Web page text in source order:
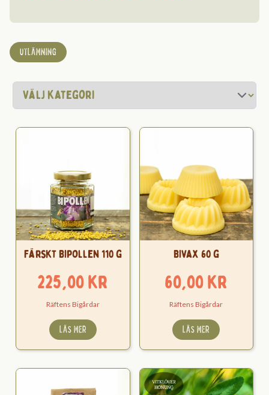
UTLÄMNING
Färskt Bipollen 110 g
225,00kr
Räftens Bigårdar
LÄS MER
Bivax 60 g
60,00kr
Räftens Bigårdar
LÄS MER